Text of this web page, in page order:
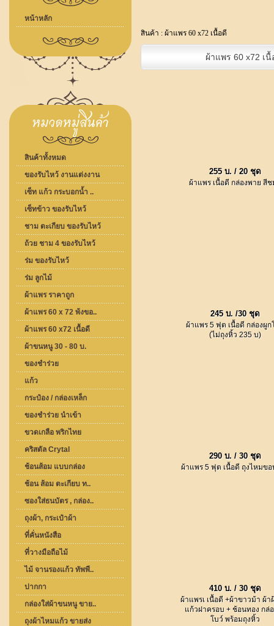
หน้าหลัก
สินค้าทั้งหมด
ของรับไหว้ งานแต่งงาน
เซ็ท แก้ว กระบอกน้ำ ..
เซ็ทข้าว ของรับไหว้
ชาม ตะเกียบ ของรับไหว้
ถ้วย ชาม 4 ของรับไหว้
ร่ม ของรับไหว้
ร่ม ลูกไม้
ผ้าแพร ราคาถูก
ผ้าแพร 60 x 72 พ้งขอ..
ผ้าแพร 60 x72 เนื้อดี
ผ้าขนหนู 30 - 80 บ.
ของชำร่วย
แก้ว
กระป๋อง / กล่องเหล็ก
ของชำร่วย นำเข้า
ขวดเกลือ พริกไทย
คริสตัล Crytal
ช้อนส้อม แบบกล่อง
ช้อน ส้อม ตะเกียบ ท..
ซองใส่ธนบัตร , กล่อง..
ถุงผ้า, กระเป๋าผ้า
ที่คั่นหนังสือ
ที่วางมือถือไม้
ไม้ จานรองแก้ว ทัพพี..
ปากกา
กล่องใส่ผ้าขนหนู ขาย..
ถุงผ้าไหมแก้ว ขายส่ง
สินค้า : ผ้าแพร 60 x72 เนื้อดี
ผ้าแพร 60 x72 เ
255 บ. / 20 ชุด
ผ้าแพร เนื้อดี กล่องพาย สี
245 บ. /30 ชุด
ผ้าแพร 5 ฟุต เนื้อดี กล่องผูก
(ไม่ถุงหิ้ว 235 บ)
290 บ. / 30 ชุด
ผ้าแพร 5 ฟุต เนื้อดี ถุงไหมขอ
410 บ. / 30 ชุด
ผ้าแพรเ เนื้อดี +ผ้าขาวม้า ผ้า
แก้วฝาครอบ + ช้อนทอง กล่
โบว์ พร้อมถุงหิ้ว